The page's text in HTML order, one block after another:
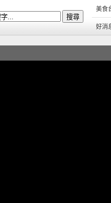
美食
好消